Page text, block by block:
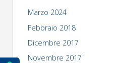
Marzo 2024
Febbraio 2018
Dicembre 2017
Novembre 2017